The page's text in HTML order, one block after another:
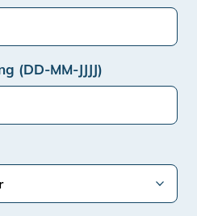
(DD-MM-JJJJ)